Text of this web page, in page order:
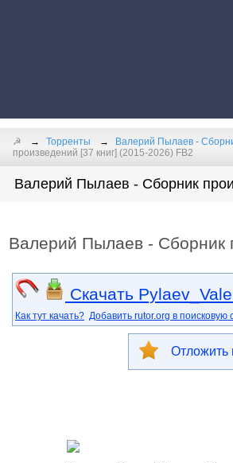
☭ Торренты
Валерий Пылаев -
произведений [37 книг] (2015-2026) FB2
Валерий Пылаев - Сборник
Валерий Пылаев - Сборник
Скачать
Как тут качать? Добавить rutor.org в поисковую
Отложить